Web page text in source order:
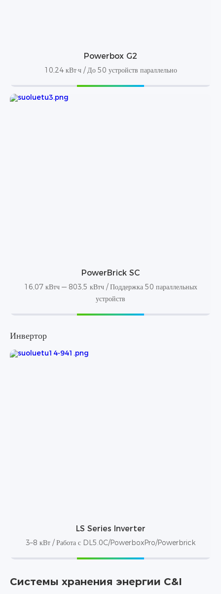
Powerbox G2
10,24 кВт·ч / До 50 устройств параллельно
PowerBrick SC
16,07 кВтч — 803,5 кВтч / Поддержка 50 параллельных
устройств
Инвертор
LS Series Inverter
3–8 кВт / Работа с DL5.0C/PowerboxPro/Powerbrick
Системы хранения энергии C&I